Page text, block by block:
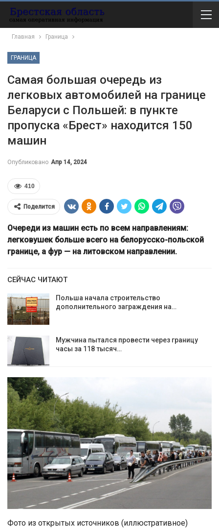
Главная Граница
ГРАНИЦА
Самая большая очередь из
легковых автомобилей на границе
Беларуси с Польшей: в пункте
пропуска «Брест» находится 150
машин
Опубликовано Апр 14, 2024
410
Поделится
Очереди из машин есть по всем направлениям:
легковушек больше всего на белорусско-польской
границе, а фур — на литовском направлении.
СЕЙЧАС ЧИТАЮТ
Польша начала строительство
дополнительного заграждения на…
Мужчина пытался провести через границу
часы за 118 тысяч…
Фото из открытых источников (иллюстративное)